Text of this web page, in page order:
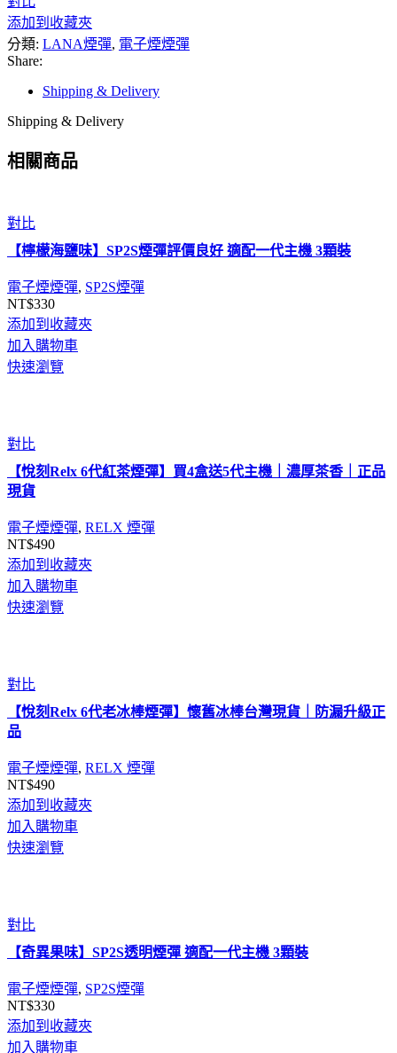
添加到收藏夾
分類: LANA煙彈, 電子煙煙彈
Share:
Shipping & Delivery
Shipping & Delivery
相關商品
對比
【檸檬海鹽味】SP2S煙彈評價良好 適配一代主機 3顆裝
電子煙煙彈, SP2S煙彈
NT$330
添加到收藏夾
加入購物車
快速瀏覽
對比
【悅刻Relx 6代紅茶煙彈】買4盒送5代主機｜濃厚茶香｜正品
現貨
電子煙煙彈, RELX 煙彈
NT$490
添加到收藏夾
加入購物車
快速瀏覽
對比
【悅刻Relx 6代老冰棒煙彈】懷舊冰棒台灣現貨｜防漏升級正
品
電子煙煙彈, RELX 煙彈
NT$490
添加到收藏夾
加入購物車
快速瀏覽
對比
【奇異果味】SP2S透明煙彈 適配一代主機 3顆裝
電子煙煙彈, SP2S煙彈
NT$330
添加到收藏夾
加入購物車